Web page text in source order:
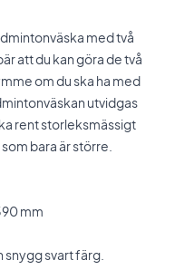
med två
att du kan göra de två
om du ska ha med
utvidgas
rent storleksmässigt
bara är större.
mm
snygg svart färg.